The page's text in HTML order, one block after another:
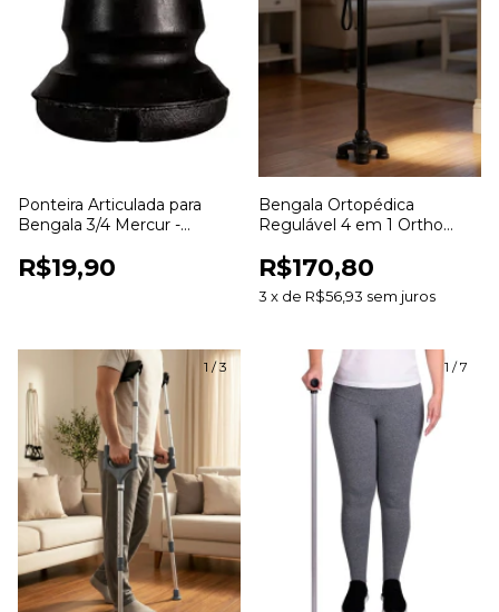
Ponteira Articulada para
Bengala 3/4 Mercur -
R$19,90
Bengala Ortopédica
Regulável 4 em 1 Ortho
R$170,80
3 x de R$56,93 sem juros
1 /3 1 /7